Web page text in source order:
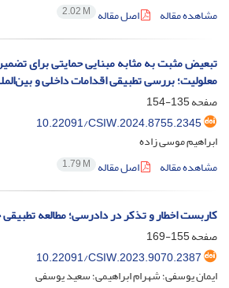
مشاهده مقاله
اصل مقاله 2.02 M
تبعیض مثبت به مثابه مبنایی حمایتی برای
معلولیت؛ بررسی تطبیقی اقدامات داخلی و
صفحه135-154
10.22091/CSIW.2024.8755.2345
ابراهیم موسی زاده
مشاهده مقاله
اصل مقاله 1.79 M
کاربست اخطار و تذکر در دادرسی؛ مطالعه
صفحه155-169
10.22091/CSIW.2023.9070.2387
ایمان یوسفی؛ شهرام ابراهیمی؛ سعید یوسفی